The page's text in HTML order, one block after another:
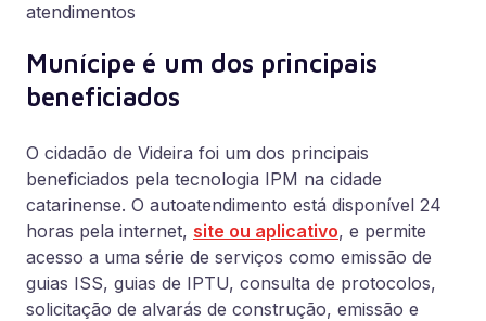
atendimentos
Munícipe é um dos principais
beneficiados
O cidadão de Videira foi um dos principais
beneficiados pela tecnologia IPM na cidade
catarinense. O autoatendimento está disponível 24
horas pela internet, site ou aplicativo, e permite
acesso a uma série de serviços como emissão de
guias ISS, guias de IPTU, consulta de protocolos,
solicitação de alvarás de construção, emissão e